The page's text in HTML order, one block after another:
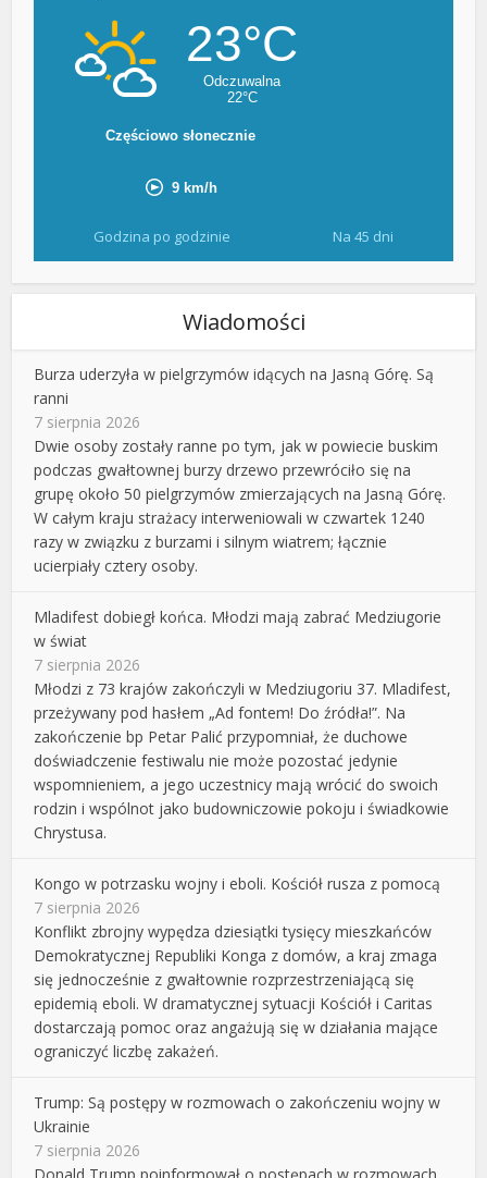
Godzina po godzinie Na 45 dni
Wiadomości
Burza uderzyła w pielgrzymów idących na Jasną Górę. Są
ranni
7 sierpnia 2026
Dwie osoby zostały ranne po tym, jak w powiecie buskim
podczas gwałtownej burzy drzewo przewróciło się na
grupę około 50 pielgrzymów zmierzających na Jasną Górę.
W całym kraju strażacy interweniowali w czwartek 1240
razy w związku z burzami i silnym wiatrem; łącznie
ucierpiały cztery osoby.
Mladifest dobiegł końca. Młodzi mają zabrać Medziugorie
w świat
7 sierpnia 2026
Młodzi z 73 krajów zakończyli w Medziugoriu 37. Mladifest,
przeżywany pod hasłem „Ad fontem! Do źródła!”. Na
zakończenie bp Petar Palić przypomniał, że duchowe
doświadczenie festiwalu nie może pozostać jedynie
wspomnieniem, a jego uczestnicy mają wrócić do swoich
rodzin i wspólnot jako budowniczowie pokoju i świadkowie
Chrystusa.
Kongo w potrzasku wojny i eboli. Kościół rusza z pomocą
7 sierpnia 2026
Konflikt zbrojny wypędza dziesiątki tysięcy mieszkańców
Demokratycznej Republiki Konga z domów, a kraj zmaga
się jednocześnie z gwałtownie rozprzestrzeniającą się
epidemią eboli. W dramatycznej sytuacji Kościół i Caritas
dostarczają pomoc oraz angażują się w działania mające
ograniczyć liczbę zakażeń.
Trump: Są postępy w rozmowach o zakończeniu wojny w
Ukrainie
7 sierpnia 2026